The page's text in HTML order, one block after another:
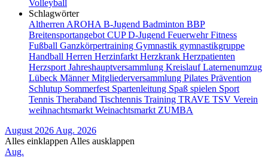
Volleyball
Schlagwörter
Altherren AROHA B-Jugend Badminton BBP
Breitensportangebot CUPD-Jugend FeuerwehrFitness
Fußball Ganzkörpertraining Gymnastik gymnastikgruppe
Handball Herren Herzinfarkt Herzkrank Herzpatienten
Herzsport Jahreshauptversammlung KreislaufLaternenumzug
Lübeck MännerMitgliederversammlung Pilates Prävention
Schlutup Sommerfest Spartenleitung Spaß spielen Sport
Tennis Theraband Tischtennis Training TRAVE TSV Verein
weihnachtsmarkt Weinachtsmarkt ZUMBA
August 2026 Aug. 2026
Alles einklappen Alles ausklappen
Aug.